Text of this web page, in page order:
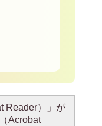
Reader）」が
Acrobat